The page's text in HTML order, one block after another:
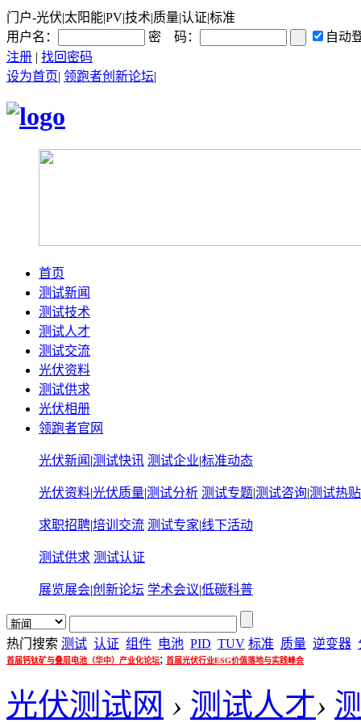
门户-光伏|太阳能|PV|技术|质量|认证|标准
用户名：
密 码：
自动
注册 | 找回密码
设为首页| 领跑者创新论坛|
首页
测试新闻
测试技术
测试人才
测试交流
光伏资料
测试供求
光伏相册
领跑者官网
光伏新闻 |测试快讯 测试企业|标准动态
光伏资料|光伏质量|测试分析 测试专题|测试咨询|测试热贴
求职招聘|培训交流 测试专家|线下活动
测试供求 测试认证
展览展会|创新论坛 学术会议|低碳科普
热门搜索 测试 认证 组件 电池 PID TUV 标准 质量 逆变器
首届钙钛矿与叠层电池（华中）产业化论坛; 首届光伏行业ESG价值落地与实践峰会
光伏测试网 › 测试人才›